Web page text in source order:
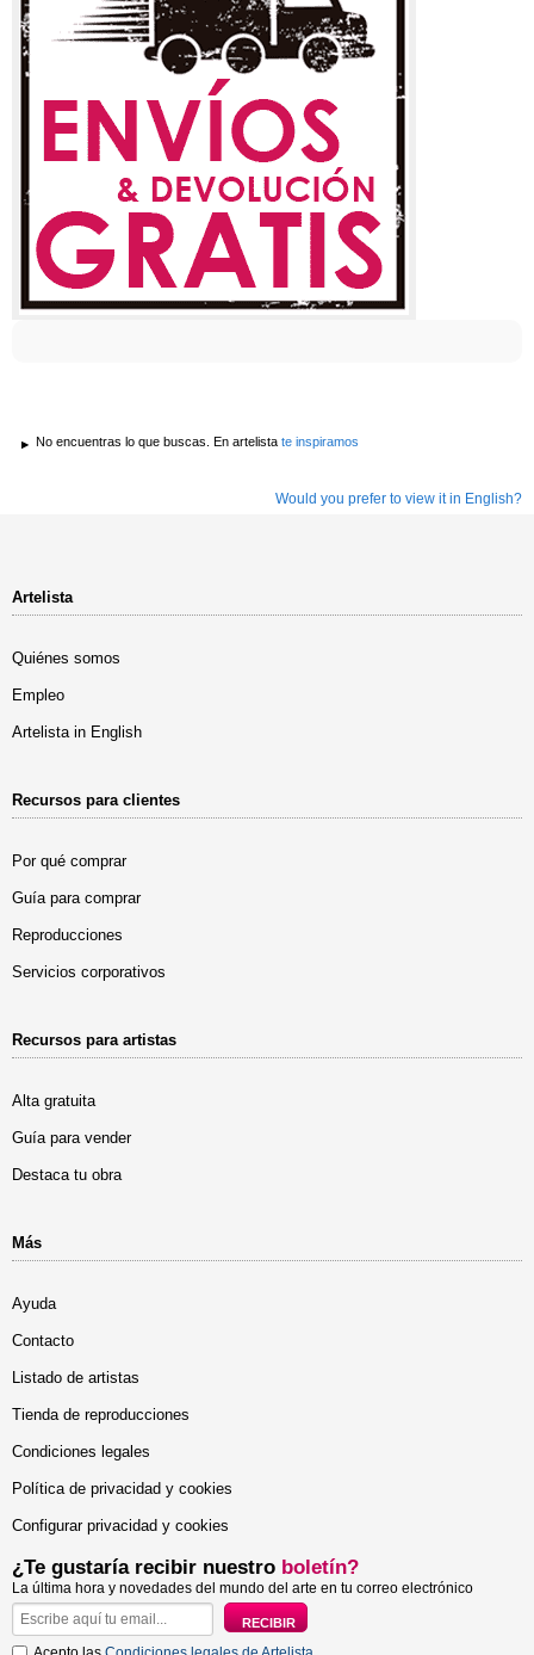
No encuentras lo que buscas. En artelista te inspiramos
Would you prefer to view it in English?
Artelista
Quiénes somos
Empleo
Artelista in English
Recursos para clientes
Por qué comprar
Guía para comprar
Reproducciones
Servicios corporativos
Recursos para artistas
Alta gratuita
Guía para vender
Destaca tu obra
Más
Ayuda
Contacto
Listado de artistas
Tienda de reproducciones
Condiciones legales
Política de privacidad y cookies
Configurar privacidad y cookies
¿Te gustaría recibir nuestro boletín?
La última hora y novedades del mundo del arte en tu correo electrónico